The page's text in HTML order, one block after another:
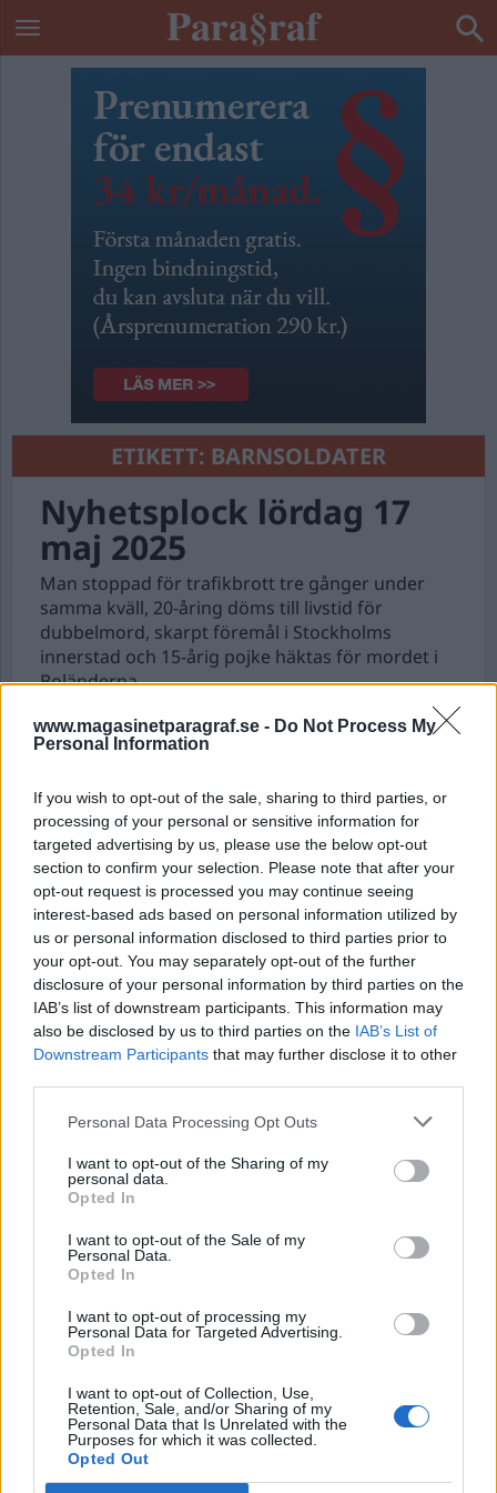
www.magasinetparagraf.se - Do Not Process My
Personal Information
If you wish to opt-out of the sale, sharing to third parties, or
processing of your personal or sensitive information for
targeted advertising by us, please use the below opt-out
section to confirm your selection. Please note that after your
opt-out request is processed you may continue seeing
interest-based ads based on personal information utilized by
us or personal information disclosed to third parties prior to
your opt-out. You may separately opt-out of the further
disclosure of your personal information by third parties on the
IAB’s list of downstream participants. This information may
also be disclosed by us to third parties on the IAB’s List of
Downstream Participants that may further disclose it to other
Personal Data Processing Opt Outs
I want to opt-out of the Sharing of my
personal data.
Opted In
I want to opt-out of the Sale of my
Personal Data.
Opted In
I want to opt-out of processing my
Personal Data for Targeted Advertising.
Opted In
I want to opt-out of Collection, Use,
Retention, Sale, and/or Sharing of my
Personal Data that Is Unrelated with the
Purposes for which it was collected.
Opted Out
ETIKETT: BARNSOLDATER
Nyhetsplock lördag 17
maj 2025
Man stoppad för trafikbrott tre gånger under
samma kväll, 20-åring döms till livstid för
dubbelmord, skarpt föremål i Stockholms
innerstad och 15-årig pojke häktas för mordet i
Boländerna.
Nyhetsplock torsdag 17
april 2025
Man friad för krigsbrott – får skadestånd på
närmare 800 000, påskupploppen resulterade i
53 fängelseår, svensk tonåring gripen i Australien
– misstänks ha rekryterat till morduppdrag, man
knivskuren i Göteborg, skarpladdad granat hittat
i Rönninge och åtal mot Jonas Falk.
Nyhetsplock onsdag 5
mars 2025
ungdomar orsakade polisutryckning, svensk
tonåring döms för mordförsök i Danmark och
nordkoreanska soldater uppmanas begå
självmord.
Nyhetsplock lördag 8
februari 2025
Regeringen skärper regelverket kring
vapenlicens, alla offer i masskjutningen
identifierade, universitet polisanmäler efter att
koraner fyllts med bacon och svensk barnsoldat
döms till fängelse i Danmark.